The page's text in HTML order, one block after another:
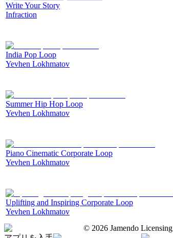
Write Your Story
Infraction
India Pop Loop
Yevhen Lokhmatov
Summer Hip Hop Loop
Yevhen Lokhmatov
Piano Cinematic Corporate Loop
Yevhen Lokhmatov
Uplifting and Inspiring Corporate Loop
Yevhen Lokhmatov
© 2026 Jamendo Licensing